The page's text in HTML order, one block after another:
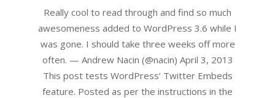
17Really cool to read through and find so much
awesomeness added to WordPress 3.6 while I
was gone. I should take three weeks off more
often. — Andrew Nacin (@nacin) April 3, 2013
This post tests WordPress’ Twitter Embeds
feature. Posted as per the instructions in the